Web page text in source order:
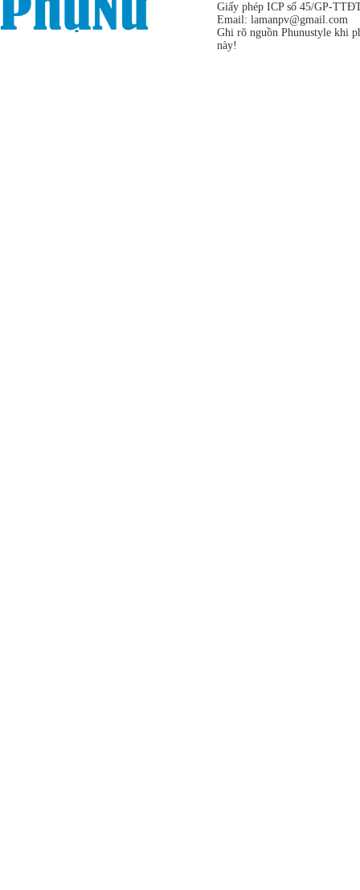
Giấy phép ICP số 45/GP-
Email: lamanpv@gmail.com
Ghi rõ nguồn Phunustyle khi
này!